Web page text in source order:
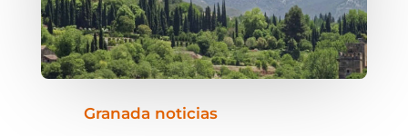
Granada noticias